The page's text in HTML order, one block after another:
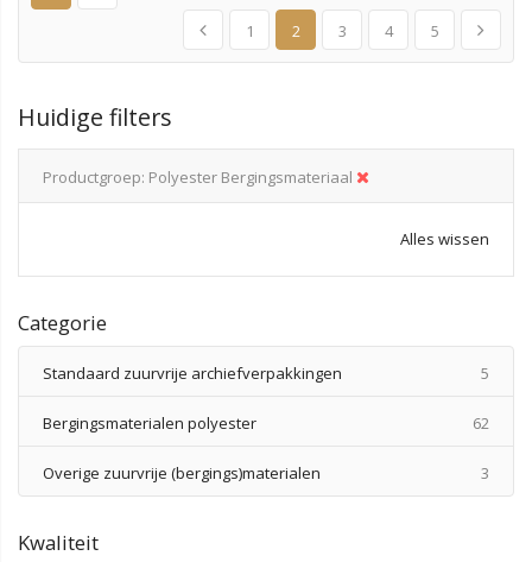
1 2 3 4 5
Huidige filters
Productgroep Polyester Bergingsmateriaal
Alles wissen
Categorie
Standaard zuurvrije archiefverpakkingen 5
Bergingsmaterialen polyester 62
Overige zuurvrije (bergings)materialen 3
Kwaliteit